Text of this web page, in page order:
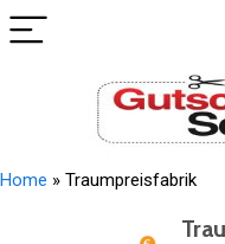
Home » Traumpreisfabrik